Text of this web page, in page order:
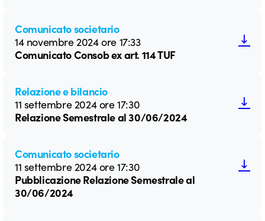
Comunicato societario
14 novembre 2024 ore 17:33
Comunicato Consob ex art. 114 TUF
Relazione e bilancio
11 settembre 2024 ore 17:30
Relazione Semestrale al 30/06/2024
Comunicato societario
11 settembre 2024 ore 17:30
Pubblicazione Relazione Semestrale al
30/06/2024